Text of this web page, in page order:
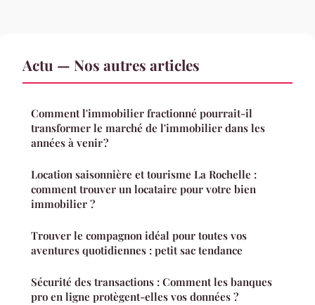
Actu — Nos autres articles
Comment l'immobilier fractionné pourrait-il
transformer le marché de l'immobilier dans les
années à venir ?
Location saisonnière et tourisme La Rochelle :
comment trouver un locataire pour votre bien
immobilier ?
Trouver le compagnon idéal pour toutes vos
aventures quotidiennes : petit sac tendance
Sécurité des transactions : Comment les banques
pro en ligne protègent-elles vos données ?